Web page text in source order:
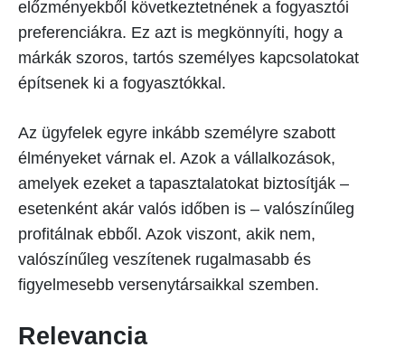
előzményekből következtetnének a fogyasztói
preferenciákra. Ez azt is megkönnyíti, hogy a
márkák szoros, tartós személyes kapcsolatokat
építsenek ki a fogyasztókkal.
Az ügyfelek egyre inkább személyre szabott
élményeket várnak el. Azok a vállalkozások,
amelyek ezeket a tapasztalatokat biztosítják –
esetenként akár valós időben is – valószínűleg
profitálnak ebből. Azok viszont, akik nem,
valószínűleg veszítenek rugalmasabb és
figyelmesebb versenytársaikkal szemben.
Relevancia